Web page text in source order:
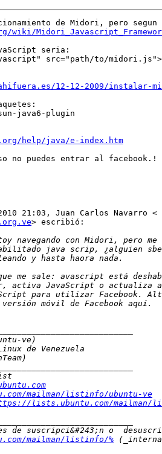
wiki/
seria:
src="path/to/
12-12-2009/instalar-
java6-plugin
help/java/e-index.htm
no puedes entrar al facebook.!
> escribió:
mailman/listinfo/ubuntu-ve
lists.ubuntu.com/mailman/
mailman/listinfo/%